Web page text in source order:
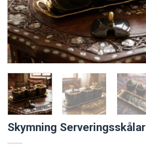
Skymning Serveringsskålar